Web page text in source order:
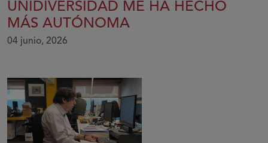
UNIDIVERSIDAD ME HA HECHO
MÁS AUTÓNOMA
04 junio, 2026